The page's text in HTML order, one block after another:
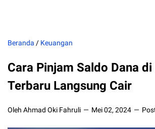
Beranda / Keuangan
Cara Pinjam Saldo Dana di
Terbaru Langsung Cair
Oleh Ahmad Oki Fahruli Mei 02, 2024